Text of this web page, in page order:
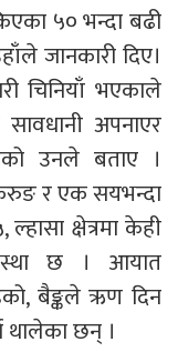
५० भन्दा बढी
जानकारी दिए।
चिनियाँ भएकाले
अपनाएर
उनले बताए ।
र एक सयभन्दा
क्षेत्रमा केही
छ । आयात
बैङ्कले ऋण दिन
थालेका छन् ।